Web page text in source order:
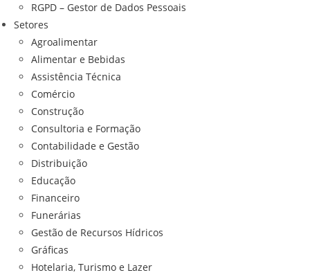
RGPD – Gestor de Dados Pessoais
Setores
Agroalimentar
Alimentar e Bebidas
Assistência Técnica
Comércio
Construção
Consultoria e Formação
Contabilidade e Gestão
Distribuição
Educação
Financeiro
Funerárias
Gestão de Recursos Hídricos
Gráficas
Hotelaria, Turismo e Lazer